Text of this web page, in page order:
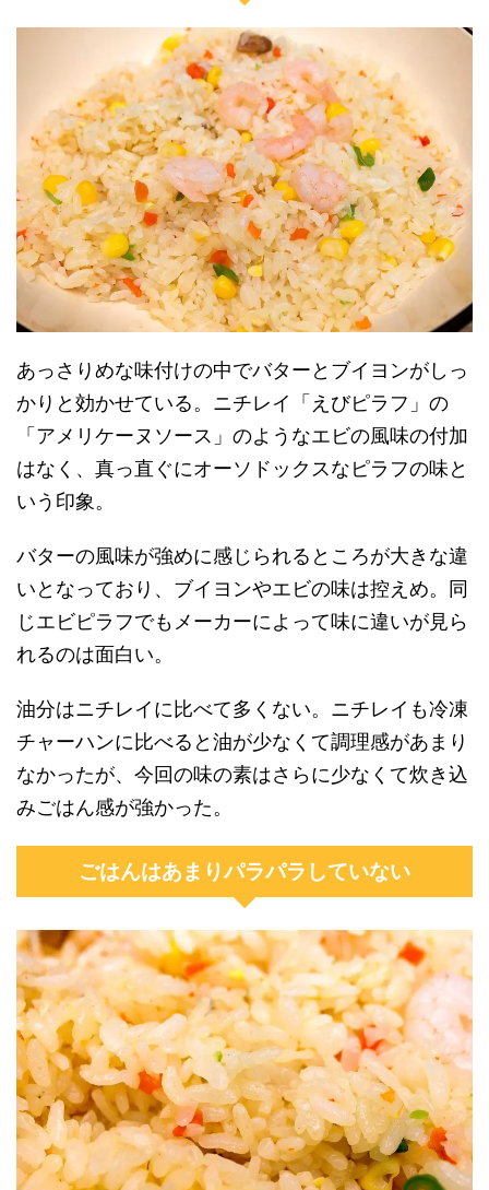
あっさりめな味付けの中でバターとブイヨンがしっ
かりと効かせている。ニチレイ「えびピラフ」の
「アメリケーヌソース」のようなエビの風味の付加
はなく、真っ直ぐにオーソドックスなピラフの味と
いう印象。
バターの風味が強めに感じられるところが大きな違
いとなっており、ブイヨンやエビの味は控えめ。同
じエビピラフでもメーカーによって味に違いが見ら
れるのは面白い。
油分はニチレイに比べて多くない。ニチレイも冷凍
チャーハンに比べると油が少なくて調理感があまり
なかったが、今回の味の素はさらに少なくて炊き込
みごはん感が強かった。
ごはんはあまりパラパラしていない